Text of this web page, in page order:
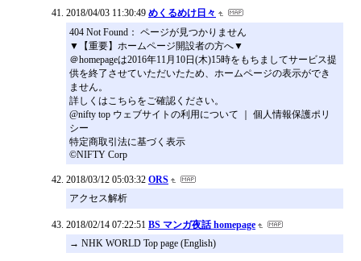
2018/04/03 11:30:49 めくるめけ日々
404 Not Found： ページが見つかりません
▼【重要】ホームページ開設者の方へ▼
＠homepageは2016年11月10日(木)15時をもちましてサービス提
供を終了させていただいたため、ホームページの表示ができ
ません。
詳しくはこちらをご確認ください。
@nifty top ウェブサイトの利用について ｜ 個人情報保護ポリ
シー
特定商取引法に基づく表示
©NIFTY Corp
2018/03/12 05:03:32 ORS
アクセス解析
2018/02/14 07:22:51 BS マンガ夜話 homepage
→ NHK WORLD Top page (English)